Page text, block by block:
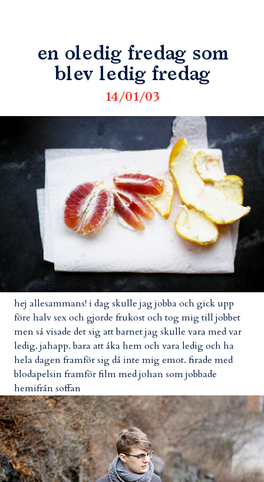
en oledig fredag som
blev ledig fredag
14/01/03
hej allesammans! i dag skulle jag jobba och gick upp
före halv sex och gjorde frukost och tog mig till jobbet
men så visade det sig att barnet jag skulle vara med var
ledig. jahapp. bara att åka hem och vara ledig och ha
hela dagen framför sig då inte mig emot. firade med
blodapelsin framför film med johan som jobbade
hemifrån soffan